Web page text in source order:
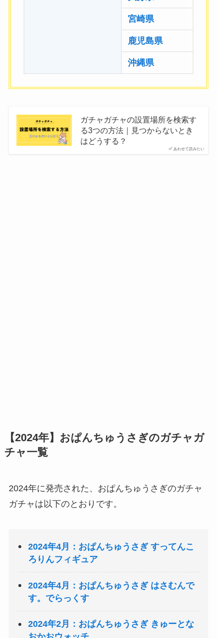
宮崎県
鹿児島県
沖縄県
あわせて読みたい
ガチャガチャの設置場所を検索す
る3つの方法｜見つからないとき
はどうする？
【2024年】おぱんちゅうさぎのガチャガ
チャ一覧
2024年に発売された、おぱんちゅうさぎのガチャ
ガチャは以下のとおりです。
2024年4月：おぱんちゅうさぎ すってんこ
ろりんフィギュア
2024年4月：おぱんちゅうさぎ はさむんで
す。でらっくす
2024年2月：おぱんちゅうさぎ きゅーとな